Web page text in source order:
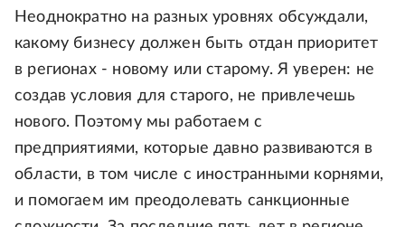
Неоднократно на разных уровнях обсуждали,
какому бизнесу должен быть отдан приоритет
в регионах - новому или старому. Я уверен: не
создав условия для старого, не привлечешь
нового. Поэтому мы работаем с
предприятиями, которые давно развиваются в
области, в том числе с иностранными корнями,
и помогаем им преодолевать санкционные